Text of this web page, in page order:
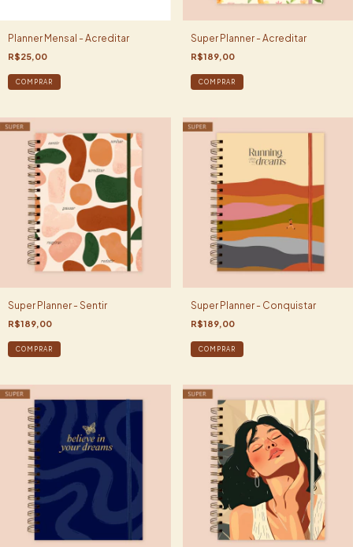
Planner Mensal - Acreditar
R$25,00
COMPRAR
Super Planner - Acreditar
R$189,00
COMPRAR
Super Planner - Sentir
R$189,00
COMPRAR
Super Planner - Conquistar
R$189,00
COMPRAR